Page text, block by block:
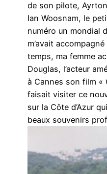
de son pilote,
Ian Woosnam, le
numéro un mondial
m’avait
temps, ma femme
Douglas, l’acteur
à Cannes son film «
faisait visiter ce
sur la Côte d’Azur
beaux souvenirs